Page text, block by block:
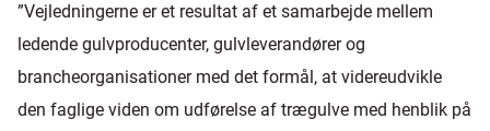
”Vejledningerne er et resultat af et samarbejde mellem
ledende gulvproducenter, gulvleverandører og
brancheorganisationer med det formål, at videreudvikle
den faglige viden om udførelse af trægulve med henblik på